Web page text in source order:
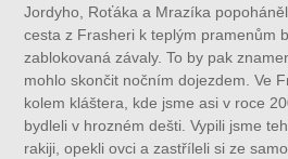
Jordyho, Roťáka a Mrazíka
cesta z Frasheri k teplým pramenům
zablokovaná závaly. To by pak
mohlo skončit nočním dojezdem. Ve
kolem kláštera, kde jsme asi v roce
bydleli v hrozném dešti. Vypili jsme
rakiji, opekli ovci a zastříleli si ze